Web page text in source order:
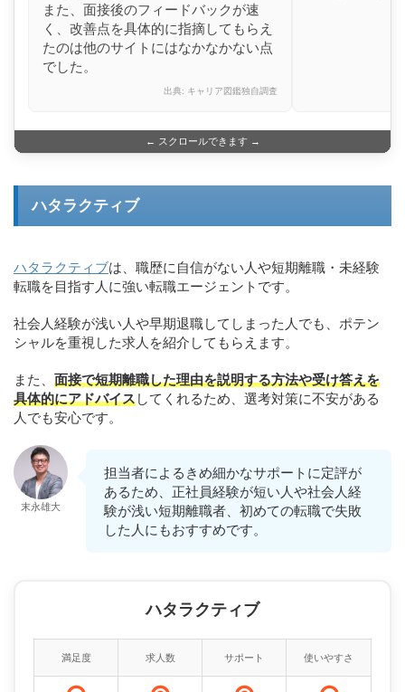
また、面接後のフィードバックが速
く、改善点を具体的に指摘してもらえ
たのは他のサイトにはなかなかない点
でした。
出典: キャリア図鑑独自調査
← スクロールできます →
ハタラクティブ
ハタラクティブは、職歴に自信がない人や短期離職・未経験
転職を目指す人に強い転職エージェントです。
社会人経験が浅い人や早期退職してしまった人でも、ポテン
シャルを重視した求人を紹介してもらえます。
また、 面接で短期離職した理由を説明する方法や受け答えを
具体的にアドバイスしてくれるため、選考対策に不安がある
人でも安心です。
末永雄大
担当者によるきめ細かなサポートに定評が
あるため、正社員経験が短い人や社会人経
験が浅い短期離職者、初めての転職で失敗
した人にもおすすめです。
ハタラクティブ
満足度 求人数 サポート 使いやすさ